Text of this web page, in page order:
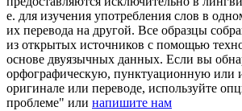
е. для изучения употребления слов в
их перевода на другой. Все образцы
из открытых источников с помощью
основе двуязычных данных. Если вы
орфографическую, пунктуационную или
оригинале или переводе, используйте
проблеме" или напишите нам